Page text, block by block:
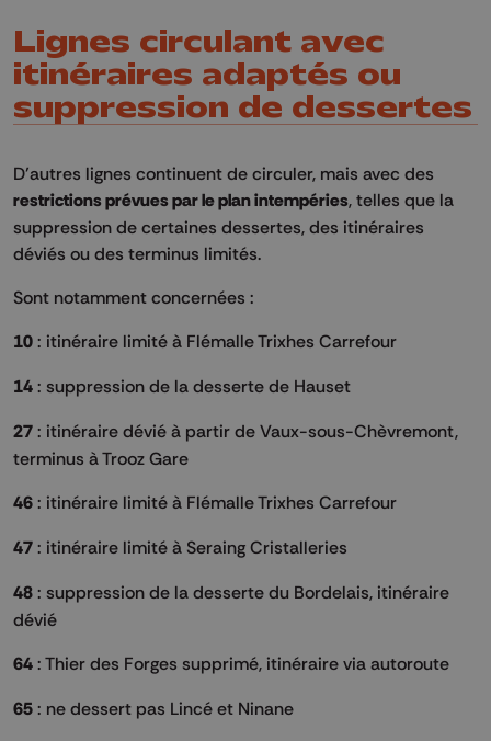
Lignes circulant avec
itinéraires adaptés ou
suppression de dessertes
D’autres lignes continuent de circuler, mais avec des
restrictions prévues par le plan intempéries, telles que la
suppression de certaines dessertes, des itinéraires
déviés ou des terminus limités.
Sont notamment concernées :
10 : itinéraire limité à Flémalle Trixhes Carrefour
14 : suppression de la desserte de Hauset
27 : itinéraire dévié à partir de Vaux-sous-Chèvremont,
terminus à Trooz Gare
46 : itinéraire limité à Flémalle Trixhes Carrefour
47 : itinéraire limité à Seraing Cristalleries
48 : suppression de la desserte du Bordelais, itinéraire
dévié
64 : Thier des Forges supprimé, itinéraire via autoroute
65 : ne dessert pas Lincé et Ninane